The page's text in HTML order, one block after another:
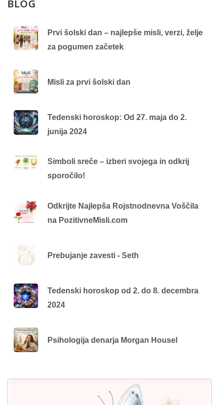
BLOG
Prvi šolski dan – najlepše misli, verzi, želje
za pogumen začetek
Misli za prvi šolski dan
Tedenski horoskop: Od 27. maja do 2.
junija 2024
Simboli sreče – izberi svojega in odkrij
sporočilo!
Odkrijte Najlepša Rojstnodnevna Voščila
na PozitivneMisli.com
Prebujanje zavesti - Seth
Tedenski horoskop od 2. do 8. decembra
2024
Psihologija denarja Morgan Housel